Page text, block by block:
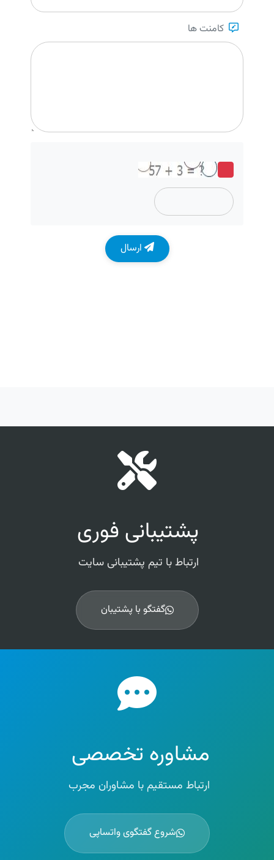
کامنت ها
مشاوره تخصصی
ارتباط مستقیم با مشاوران مجرب
شروع گفتگوی واتساپی
پشتیبانی فوری
ارتباط با تیم پشتیبانی سایت
گفتگو با پشتیبان